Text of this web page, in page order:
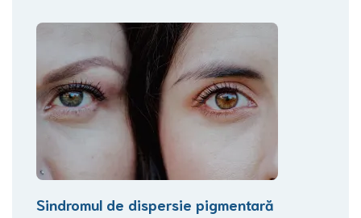
Sindromul de dispersie pigmentară